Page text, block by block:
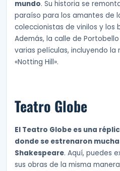
mundo. Su historia se
paraíso para los amantes de
coleccionistas de vinilos y los
Además, la calle de
varias películas, incluyendo
«Notting Hill».
Teatro Globe
El Teatro Globe es una
donde se estrenaron
Shakespeare. Aquí, puedes
sus obras de la misma